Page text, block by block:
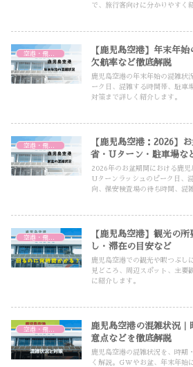
で、旅行客向けに分かりやすく
【鹿児島空港】年末年
欠航率など徹底解説
鹿児島空港の年末年始の混雑状
ーク日、混雑する時間帯、駐車
対策まで詳しく紹介します。
【鹿児島空港：2026】
省・Uターン・駐車場な
2026年のお盆期間における鹿児
Uターンラッシュのピーク日、
向、保安検査場の待ち時間、混
【鹿児島空港】観光の
し・滞在の目安など
鹿児島空港での観光や暇つぶし
見どころ、周辺スポット、主要
に紹介します。
鹿児島空港の混雑状況
意点などを徹底解説
鹿児島空港の混雑状況を、時期
く解説。GWやお盆、年末年始